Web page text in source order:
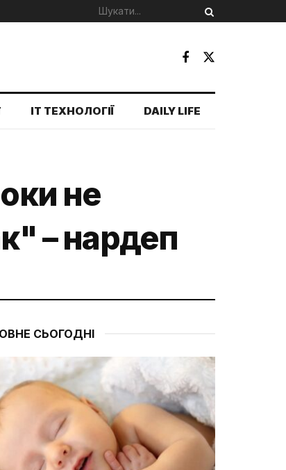
IT ТЕХНОЛОГІЇ DAILY LIFE
не
– нардеп
СЬОГОДНІ